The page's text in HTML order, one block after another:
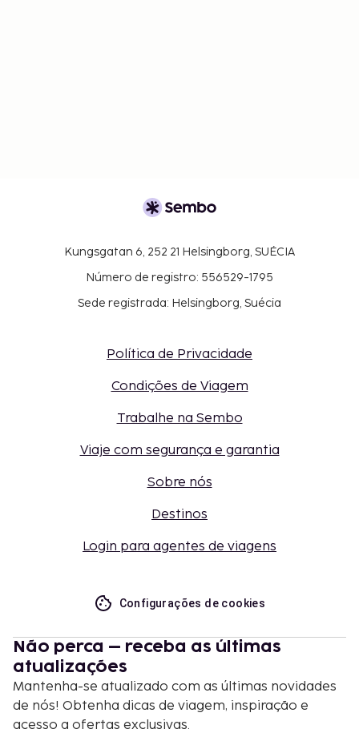
Kungsgatan 6, 252 21 Helsingborg, SUÉCIA
Número de registro: 556529-1795
Sede registrada: Helsingborg, Suécia
Política de Privacidade
Condições de Viagem
Trabalhe na Sembo
Viaje com segurança e garantia
Sobre nós
Destinos
Login para agentes de viagens
Configurações de cookies
Não perca – receba as últimas
atualizações
Mantenha-se atualizado com as últimas novidades
de nós! Obtenha dicas de viagem, inspiração e
acesso a ofertas exclusivas.